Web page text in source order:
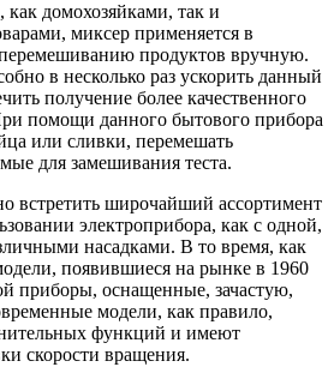
домохозяйками, так и
миксер применяется в
перемешиванию продуктов вручную.
в несколько раз ускорить данный
получение более качественного
помощи данного бытового прибора
или сливки, перемешать
для замешивания теста.
встретить широчайший ассортимент
электроприбора, как с одной,
насадками. В то время, как
появившиеся на рынке в 1960
приборы, оснащенные, зачастую,
модели, как правило,
функций и имеют
скорости вращения.